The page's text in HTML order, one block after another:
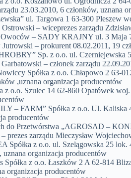
23.03.2010, 6 członków, uznana
ul. Targowa 1 63-300 Pleszew
– wiceprezes zarządu
– SADY KRAJNY ul. 3
– prokurent 08.02.2011, 19
Sp. z o.o. ul.
– członek zarządu
Spółka z o.o. Chłapowo 2
,uznana organizacja producentów
o.o. Szulec 14 62-860 Opatówek
– FARM” Spółka z o.o. Ul.
producentów
do Przetwórstwa „AGROSAD –
zarządu Mieczysław
z o.o. ul. Szelągowska 25
uznana organizacja producentów
Spółka z o.o. Łaszków 2 A 62-814
organizacja producentów